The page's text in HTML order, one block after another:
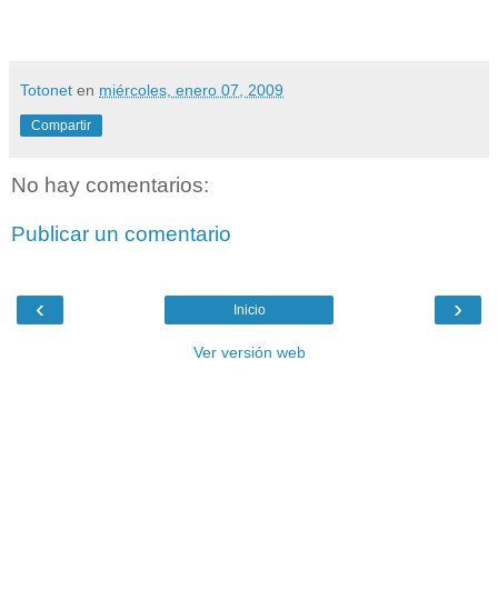
Totonet en miércoles, enero 07, 2009
Compartir
No hay comentarios:
Publicar un comentario
‹ ›
Inicio
Ver versión web